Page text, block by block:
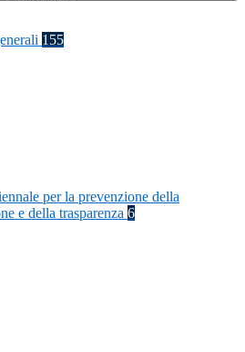
155
per la prevenzione della
e della trasparenza 6